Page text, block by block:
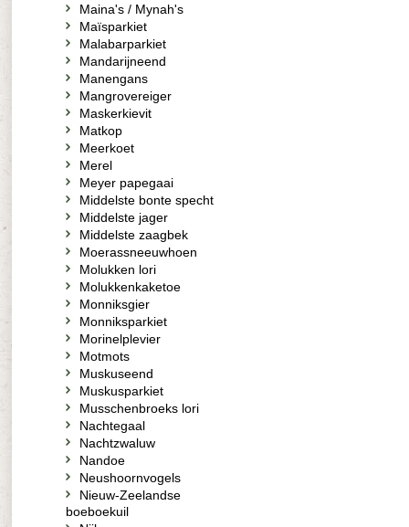
Maina's / Mynah's
Maïsparkiet
Malabarparkiet
Mandarijneend
Manengans
Mangrovereiger
Maskerkievit
Matkop
Meerkoet
Merel
Meyer papegaai
Middelste bonte specht
Middelste jager
Middelste zaagbek
Moerassneeuwhoen
Molukken lori
Molukkenkaketoe
Monniksgier
Monniksparkiet
Morinelplevier
Motmots
Muskuseend
Muskusparkiet
Musschenbroeks lori
Nachtegaal
Nachtzwaluw
Nandoe
Neushoornvogels
Nieuw-Zeelandse
boeboekuil